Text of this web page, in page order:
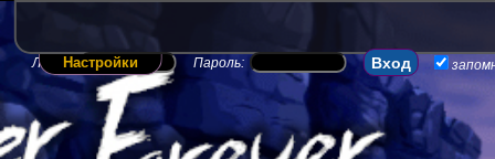
Логин: Пароль:
Настройки